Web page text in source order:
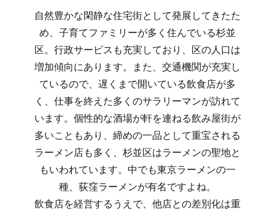
自然豊かな閑静な住宅街として発展してきたた
め、子育てファミリーが多く住んでいる杉並
区。行政サービスも充実しており、区の人口は
増加傾向にあります。また、交通機関が充実し
ているので、遅くまで開いている飲食店が多
く、仕事を終えた多くのサラリーマンが訪れて
います。個性的な酒場が軒を連ねる飲み屋街が
多いこともあり、締めの一品として重宝される
ラーメン店も多く、杉並区はラーメンの聖地と
もいわれています。中でも東京ラーメンの一
種、荻窪ラーメンが有名ですよね。
飲食店を経営するうえで、他店との差別化は重